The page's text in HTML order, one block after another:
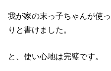
我が家の末っ子ちゃんが使
りと書けました。
と、使い心地は完璧です。